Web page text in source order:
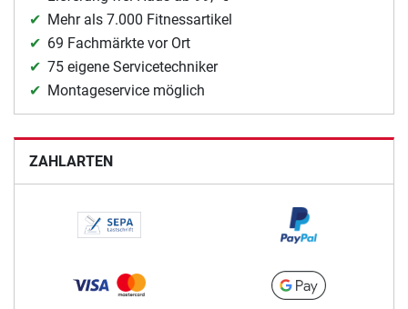
Mehr als 7.000 Fitnessartikel
69 Fachmärkte vor Ort
75 eigene Servicetechniker
Montageservice möglich
ZAHLARTEN